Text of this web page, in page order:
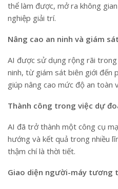
thể làm được, mở ra không
nghiệp giải trí.
Nâng cao an ninh và giám sát
AI được sử dụng rộng rãi
ninh, từ giám sát biên giới đến
giúp nâng cao mức độ an toàn
Thành công trong việc dự
AI đã trở thành một công cụ
hướng và kết quả trong nhiều
thậm chí là thời tiết.
Giao diện người-máy tương